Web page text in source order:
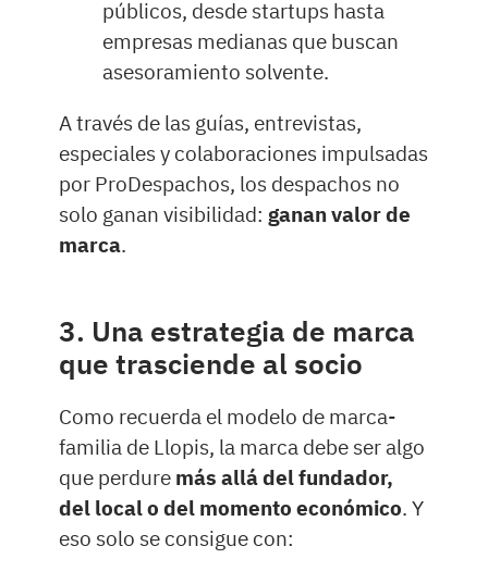
públicos, desde startups hasta
empresas medianas que buscan
asesoramiento solvente.
A través de las guías, entrevistas,
especiales y colaboraciones impulsadas
por ProDespachos, los despachos no
solo ganan visibilidad: ganan valor de
marca.
3. Una estrategia de marca
que trasciende al socio
Como recuerda el modelo de marca-
familia de Llopis, la marca debe ser algo
que perdure más allá del fundador,
del local o del momento económico. Y
eso solo se consigue con: